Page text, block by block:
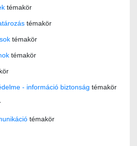
témakör
témakör
témakör
témakör
- információ biztonság témakör
témakör